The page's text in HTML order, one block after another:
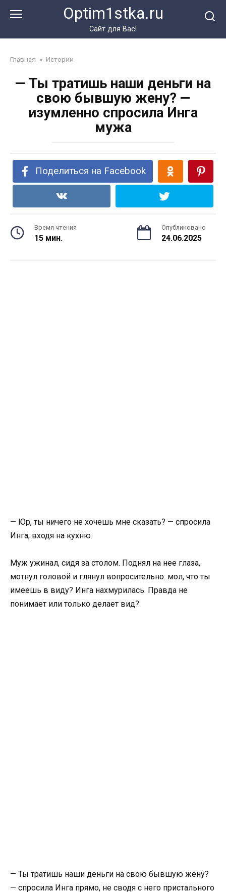
Optim1stka.ru
Сайт для Вас!
Главная » Истории
— Ты тратишь наши деньги на
свою бывшую жену? —
изумленно спросила Инга
мужа
Поделиться на Facebook
Время чтения
15 мин.
Опубликовано
24.06.2025
— Юр, ты ничего не хочешь мне сказать? — спросила
Инга, входя на кухню.
Муж ужинал, сидя за столом. Поднял на нее глаза,
мотнул головой и глянул вопросительно: мол, что ты
имеешь в виду? Инга нахмурилась. Правда не
понимает или только делает вид?
— Ты тратишь наши деньги на свою бывшую жену?
— спросила Инга прямо, не сводя с него пристального